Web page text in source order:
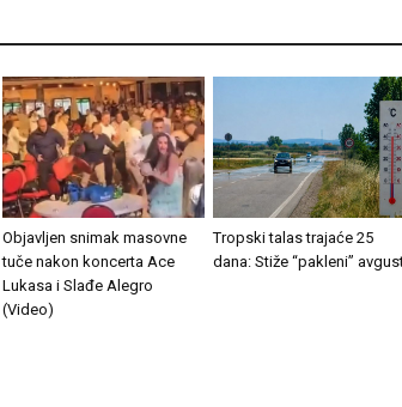
Objavljen snimak masovne
tuče nakon koncerta Ace
Lukasa i Slađe Alegro
(Video)
Tropski talas trajaće 25
dana: Stiže “pakleni”